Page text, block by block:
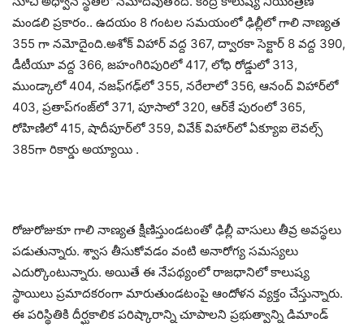
మండలి ప్రకారం.. ఉదయం 8 గంటల సమయంలో ఢిల్లీలో గాలి నాణ్యత
355 గా నమోదైంది.అశోక్‌ విహార్‌ వద్ద 367, ద్వారకా సెక్టార్‌ 8 వద్ద 390,
డీటీయూ వద్ద 366, జహంగిరిపురిలో 417, లోధి రోడ్డులో 313,
ముండ్కాలో 404, నజఫ్‌గఢ్‌లో 355, నరేలాలో 356, ఆనంద్‌ విహార్‌లో
403, ప్రతాప్‌గంజ్‌లో 371, పూసాలో 320, ఆర్‌కే పురంలో 365,
రోహిణిలో 415, షాదీపూర్‌లో 359, వివేక్‌ విహార్‌లో ఏక్యూఐ లెవల్స్‌
385గా రికార్డు అయ్యాయి .
రోజురోజుకూ గాలి నాణ్యత క్షీణిస్తుండటంతో ఢిల్లీ వాసులు తీవ్ర అవస్థలు
పడుతున్నారు. శ్వాస తీసుకోవడం వంటి అనారోగ్య సమస్యలు
ఎదుర్కొంటున్నారు. అయితే ఈ నేపథ్యంలో రాజధానిలో కాలుష్య
స్థాయిలు ప్రమాదకరంగా మారుతుండటంపై ఆందోళన వ్యక్తం చేస్తున్నారు.
ఈ పరిస్థితికి దీర్ఘకాలిక పరిష్కారాన్ని చూపాలని ప్రభుత్వాన్ని డిమాండ్‌